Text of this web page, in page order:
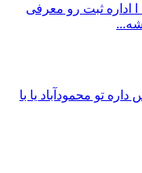
اداره ثبت‌ رو معرفی
داره تو محمودآباد یا با